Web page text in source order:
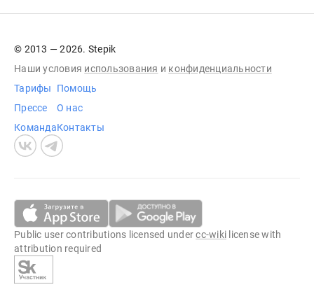
© 2013 — 2026. Stepik
Наши условия использования и конфиденциальности
Тарифы
Прессе
Команда
Помощь
О нас
Контакты
Public user contributions licensed undercc-wiki license with
attribution required